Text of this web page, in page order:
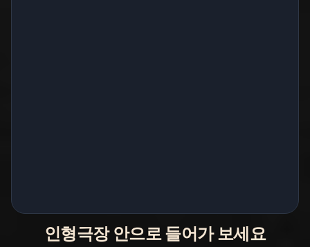
인형극장 안으로 들어가 보세요